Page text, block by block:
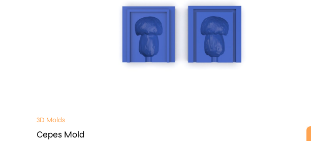
3D Molds
Cepes Mold